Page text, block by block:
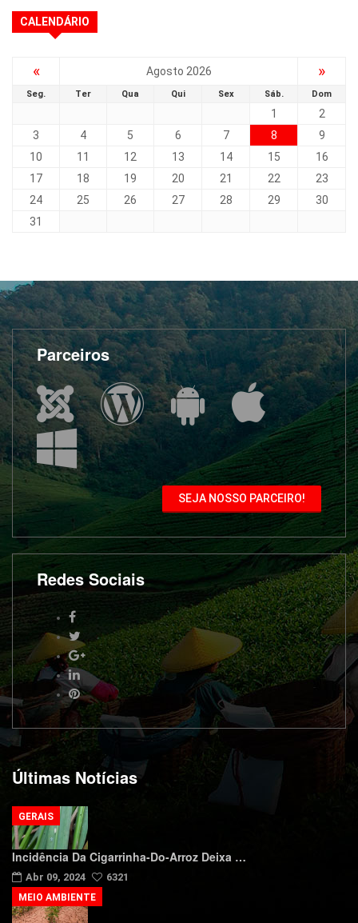
CALENDÁRIO
« Agosto 2026 »
Seg. Ter Qua Qui Sex Sáb. Dom
1
2
3
4 5 6 7 8
9
10
11 12 13 14 15
16
17
18 19 20 21 22
23
24
25 26 27 28 29
30
31
Parceiros
SEJA NOSSO PARCEIRO!
Redes Sociais
Últimas Notícias
Incidência Da Cigarrinha-Do-Arroz Deixa …
Abr 09, 2024 6321
GERAIS
MEIO AMBIENTE